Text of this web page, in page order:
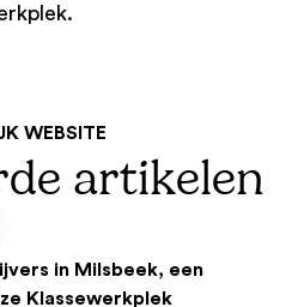
WEBSITE
artikelen
in Milsbeek, een
Klassewerkplek